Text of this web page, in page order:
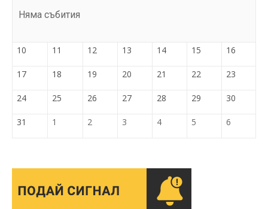
Няма събития
10 11 12 13 14 15 16
17 18 19 20 21 22 23
24 25 26 27 28 29 30
31 1 2 3 4 5 6